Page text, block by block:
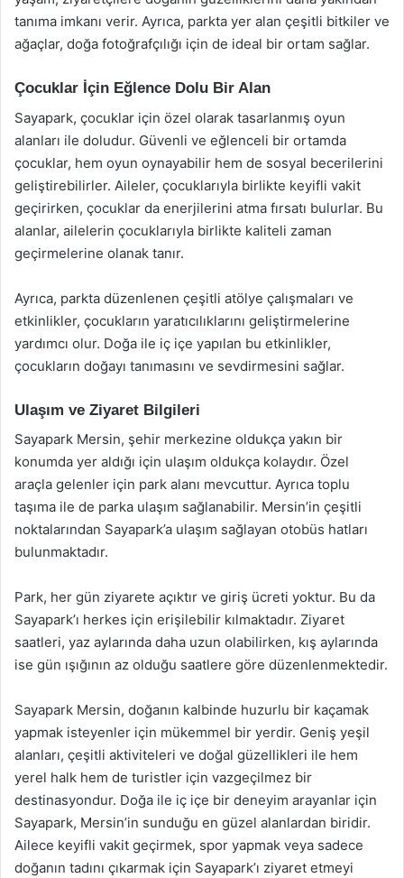
tanıma imkanı verir. Ayrıca, parkta yer alan çeşitli bitkiler ve
ağaçlar, doğa fotoğrafçılığı için de ideal bir ortam sağlar.
Çocuklar İçin Eğlence Dolu Bir Alan
Sayapark, çocuklar için özel olarak tasarlanmış oyun
alanları ile doludur. Güvenli ve eğlenceli bir ortamda
çocuklar, hem oyun oynayabilir hem de sosyal becerilerini
geliştirebilirler. Aileler, çocuklarıyla birlikte keyifli vakit
geçirirken, çocuklar da enerjilerini atma fırsatı bulurlar. Bu
alanlar, ailelerin çocuklarıyla birlikte kaliteli zaman
geçirmelerine olanak tanır.
Ayrıca, parkta düzenlenen çeşitli atölye çalışmaları ve
etkinlikler, çocukların yaratıcılıklarını geliştirmelerine
yardımcı olur. Doğa ile iç içe yapılan bu etkinlikler,
çocukların doğayı tanımasını ve sevdirmesini sağlar.
Ulaşım ve Ziyaret Bilgileri
Sayapark Mersin, şehir merkezine oldukça yakın bir
konumda yer aldığı için ulaşım oldukça kolaydır. Özel
araçla gelenler için park alanı mevcuttur. Ayrıca toplu
taşıma ile de parka ulaşım sağlanabilir. Mersin’in çeşitli
noktalarından Sayapark’a ulaşım sağlayan otobüs hatları
bulunmaktadır.
Park, her gün ziyarete açıktır ve giriş ücreti yoktur. Bu da
Sayapark’ı herkes için erişilebilir kılmaktadır. Ziyaret
saatleri, yaz aylarında daha uzun olabilirken, kış aylarında
ise gün ışığının az olduğu saatlere göre düzenlenmektedir.
Sayapark Mersin, doğanın kalbinde huzurlu bir kaçamak
yapmak isteyenler için mükemmel bir yerdir. Geniş yeşil
alanları, çeşitli aktiviteleri ve doğal güzellikleri ile hem
yerel halk hem de turistler için vazgeçilmez bir
destinasyondur. Doğa ile iç içe bir deneyim arayanlar için
Sayapark, Mersin’in sunduğu en güzel alanlardan biridir.
Ailece keyifli vakit geçirmek, spor yapmak veya sadece
doğanın tadını çıkarmak için Sayapark’ı ziyaret etmeyi